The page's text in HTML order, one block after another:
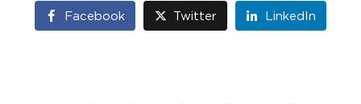
Facebook Twitter LinkedIn